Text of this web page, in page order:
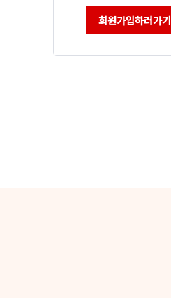
회원가입하러가기